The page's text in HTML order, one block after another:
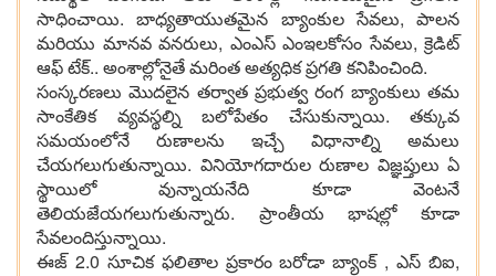
సాధించాయి. బాధ్య‌తాయుత‌మైన బ్యాంకుల సేవ‌లు, పాల‌న
మ‌రియు మాన‌వ వ‌న‌రులు, ఎంఎస్ ఎంఇల‌కోసం సేవ‌లు, క్రెడిట్
ఆఫ్ టేక్.. అంశాల్లోనైతే మ‌రింత అత్య‌ధిక ప్ర‌గ‌తి క‌నిపించింది.
సంస్క‌ర‌ణ‌లు మొద‌లైన త‌ర్వాత ప్ర‌భుత్వ రంగ బ్యాంకులు త‌మ
సాంకేతిక వ్య‌వ‌స్థ‌ల్ని బ‌లోపేతం చేసుకున్నాయి. త‌క్కువ
స‌మ‌యంలోనే రుణాల‌ను ఇచ్చే విధానాల్ని అమ‌లు
చేయ‌గలుగుతున్నాయి. వినియోగ‌దారుల రుణాల విజ్ఞ‌ప్తులు ఏ
స్థాయిలో వున్నాయ‌నేది కూడా వెంట‌నే
తెలియ‌జేయ‌గ‌లుగుతున్నారు. ప్రాంతీయ భాష‌ల్లో కూడా
సేవ‌లందిస్తున్నాయి.
ఈజ్ 2.0 సూచిక ఫ‌లితాల ప్ర‌కారం బ‌రోడా బ్యాంక్ , ఎస్ బిఐ,